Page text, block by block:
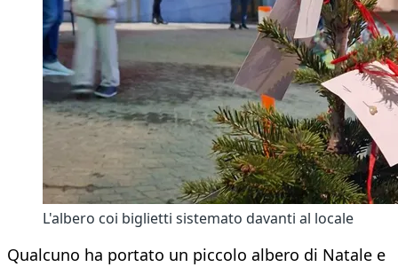
L'albero coi biglietti sistemato davanti al locale
Qualcuno ha portato un piccolo albero di Natale e